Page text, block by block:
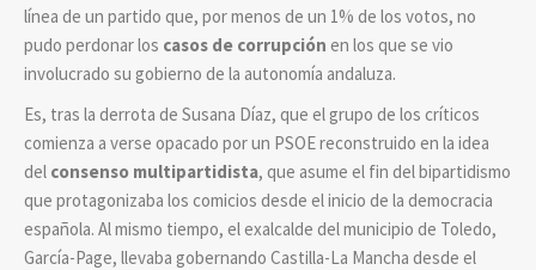
línea de un partido que, por menos de un 1% de los votos, no
pudo perdonar los casos de corrupción en los que se vio
involucrado su gobierno de la autonomía andaluza.
Es, tras la derrota de Susana Díaz, que el grupo de los críticos
comienza a verse opacado por un PSOE reconstruido en la idea
del consenso multipartidista, que asume el fin del bipartidismo
que protagonizaba los comicios desde el inicio de la democracia
española. Al mismo tiempo, el exalcalde del municipio de Toledo,
García-Page, llevaba gobernando Castilla-La Mancha desde el